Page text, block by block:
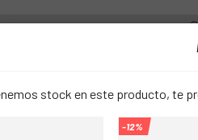
RODA ROVAL DAVANTERA RAPIDE
stock en este producto, te
-12%